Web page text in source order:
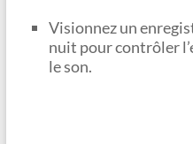
Visionnez un
nuit pour contrôler
le son.